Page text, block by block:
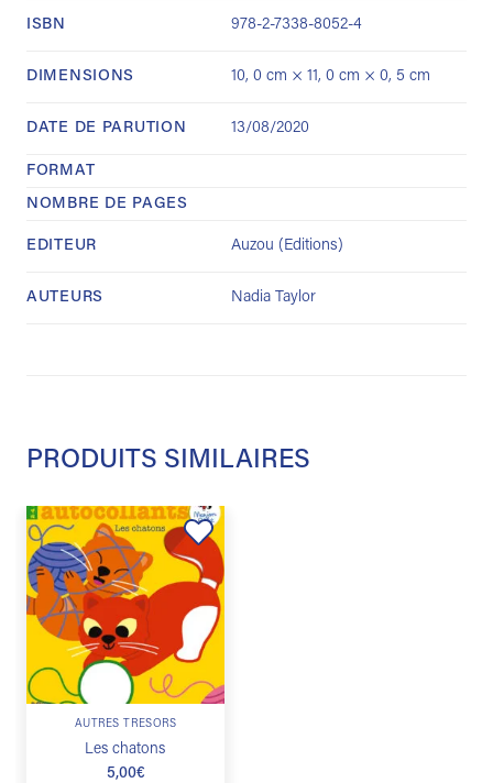
ISBN 978-2-7338-8052-4
DIMENSIONS 10, 0 cm × 11, 0 cm × 0, 5 cm
DATE DE PARUTION 13/08/2020
FORMAT
NOMBRE DE PAGES
EDITEUR Auzou (Editions)
AUTEURS Nadia Taylor
PRODUITS SIMILAIRES
Ajouter
à la
liste de
souhaits
AUTRES TRÉSORS
Les chatons
5,00€